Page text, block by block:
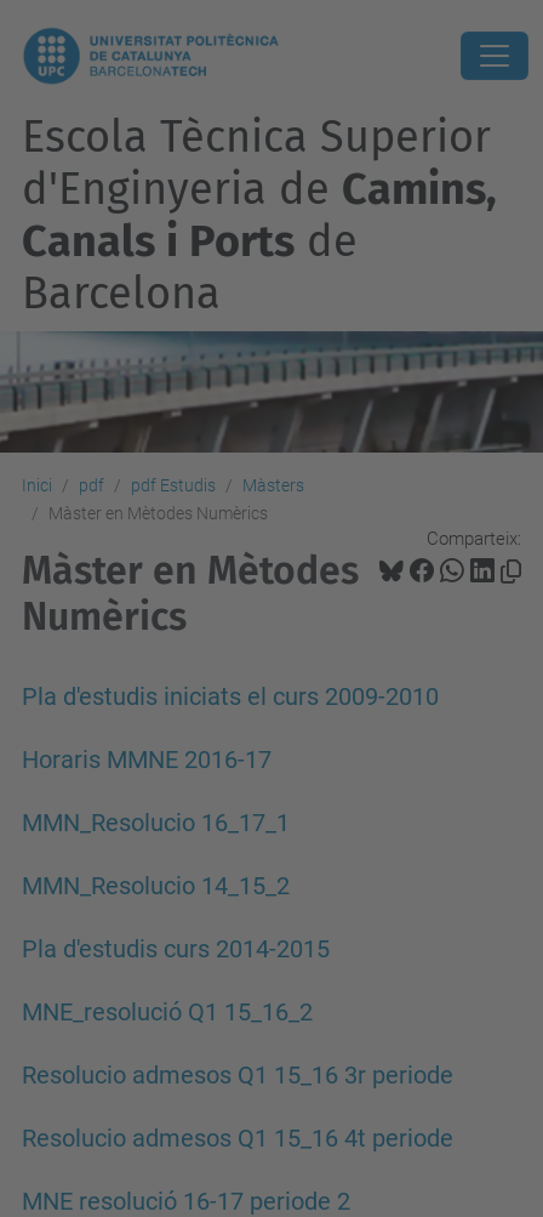
Escola Tècnica Superior
d'Enginyeria de Camins,
Canals i Ports de
Barcelona
Inici pdf pdf Estudis
Màsters
Màster en Mètodes Numèrics
Comparteix:
Màster en Mètodes
Numèrics
Pla d'estudis iniciats el curs 2009-2010
Horaris MMNE 2016-17
MMN_Resolucio 16_17_1
MMN_Resolucio 14_15_2
Pla d'estudis curs 2014-2015
MNE_resolució Q1 15_16_2
Resolucio admesos Q1 15_16 3r periode
Resolucio admesos Q1 15_16 4t periode
MNE resolució 16-17 periode 2